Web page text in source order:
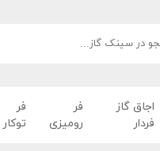
اجاق گاز
فردار
فر
رومیزی
فر
توکار